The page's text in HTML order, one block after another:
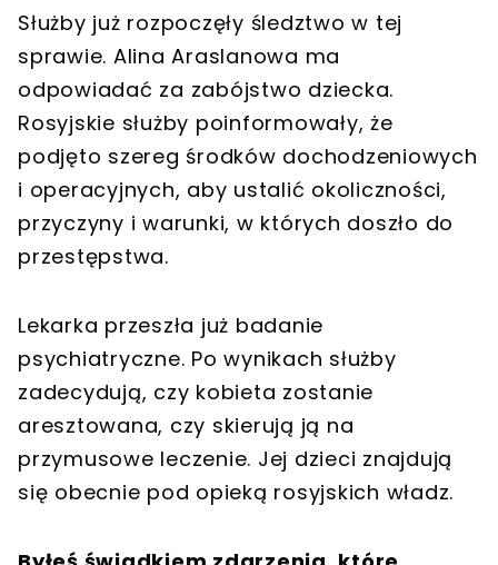
Służby już rozpoczęły śledztwo w tej
sprawie. Alina Araslanowa ma
odpowiadać za zabójstwo dziecka.
Rosyjskie służby poinformowały, że
podjęto szereg środków dochodzeniowych
i operacyjnych, aby ustalić okoliczności,
przyczyny i warunki, w których doszło do
przestępstwa.
Lekarka przeszła już badanie
psychiatryczne. Po wynikach służby
zadecydują, czy kobieta zostanie
aresztowana, czy skierują ją na
przymusowe leczenie. Jej dzieci znajdują
się obecnie pod opieką rosyjskich władz.